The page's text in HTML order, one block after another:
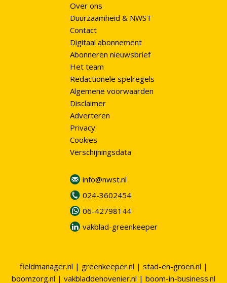
Over ons
Duurzaamheid & NWST
Contact
Digitaal abonnement
Abonneren nieuwsbrief
Het team
Redactionele spelregels
Algemene voorwaarden
Disclaimer
Adverteren
Privacy
Cookies
Verschijningsdata
info@nwst.nl
024-3602454
06-42798144
vakblad-greenkeeper
fieldmanager.nl | greenkeeper.nl | stad-en-groen.nl |
boomzorg.nl | vakbladdehovenier.nl | boom-in-business.nl